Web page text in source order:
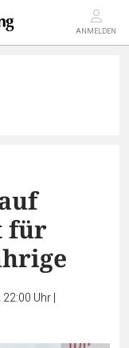
ANMELDEN
für
Uhr|